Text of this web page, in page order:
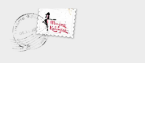
Skoči
na